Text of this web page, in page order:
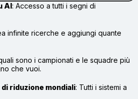
AI: Accesso a tutti i segni di
infinite ricerche e aggiungi quante
sono i campionati e le squadre più
che vuoi.
riduzione mondiali: Tutti i sistemi a